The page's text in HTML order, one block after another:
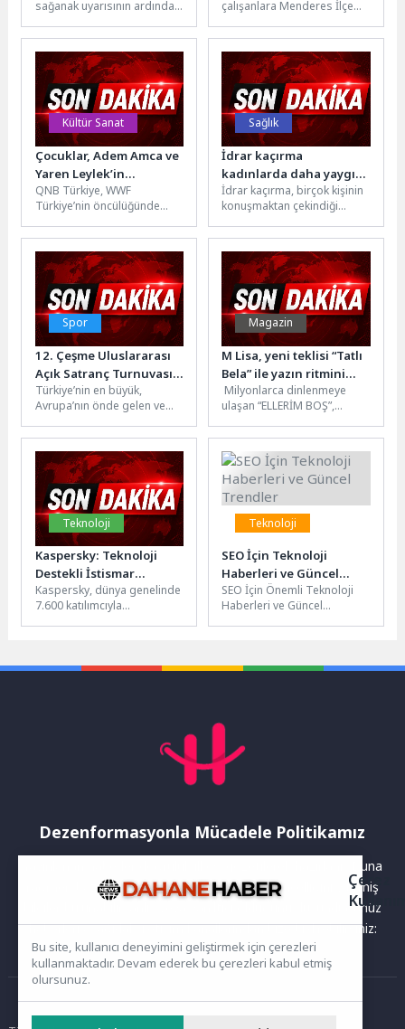
sağanak uyarısının ardından
Belediyesi, kent genelinde
tüm birimleriyle hazırlıklarını
tamamladı....
çalışanlara Menderes İlçe
kadın sağlığı eğitimi
verdi.Menderes
Belediyesi,...
Kültür Sanat
Çocuklar, Adem Amca ve
Yaren Leylek’in
Hikâyesiyle Doğanın
Döngüsünü Keşfetti
QNB Türkiye, WWF
Türkiye’nin öncülüğünde
kapsamında düzenlediği
etkinlikte çalışanlarının
çocuklarını doğayla
buluşturdu....
Sağlık
İdrar kaçırma
kadınlarda daha yaygın
görülüyor
İdrar kaçırma, birçok kişinin
konuşmaktan çekindiği
yaygın görülen bir sağlık
sorunu. Şikâyetlerle...
Spor
12. Çeşme Uluslararası
Açık Satranç Turnuvası
Başlıyor
Türkiye’nin en büyük,
Avrupa’nın önde gelen ve
organizasyonları arasında
gösterilen Çeşme...
Magazin
M Lisa, yeni teklisi “Tatlı
Bela” ile yazın ritmini
belirlemeye hazırlanıyor.
Milyonlarca dinlenmeye
ulaşan “ELLERİM BOŞ”,
ile dijital platformlarda geniş
kitlelere ulaşan,...
Teknoloji
Kaspersky: Teknoloji
Destekli İstismar
Mağdurlarının Yaklaşık
Yarısı Faili Tanıyor
Kaspersky, dünya genelinde
7.600 katılımcıyla
raporunun ikinci bölümünü
Teknoloji
SEO İçin Teknoloji
Haberleri ve Güncel
Trendler
SEO İçin Önemli Teknoloji
Haberleri ve Güncel
Dezenformasyonla Mücadele Politikamız
Yayınlanan haberler doğruluk ilkesi gözetilerek hazırlanır. Buna
rağmen bazı içeriklerde eksik, hatalı veya güncelliğini yitirmiş
bilgiler bulunabilir.Yanlış veya yanıltıcı olduğunu düşündüğünüz
haberleri aşağıdaki iletişim kanallarından bize bildirebilirsiniz:
Ana Sayfa
Çerez
Bu site, kullanıcı deneyimini geliştirmek için çerezleri
kullanmaktadır. Devam ederek bu çerezleri kabul etmiş
olursunuz.